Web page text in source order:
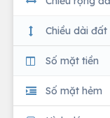
Chiều dài đất
Số mặt tiền
Số mặt hẻm